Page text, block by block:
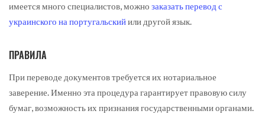
имеется много специалистов, можно заказать перевод с
украинского на португальскийили другой язык.
ПРАВИЛА
При переводе документов требуется их нотариальное
заверение. Именно эта процедура гарантирует правовую силу
бумаг, возможность их признания государственными органами.